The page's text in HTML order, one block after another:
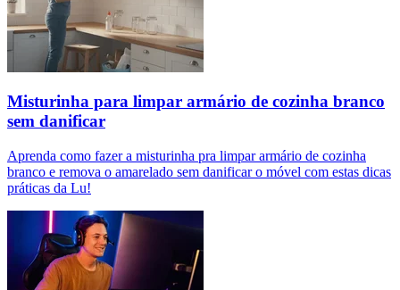
Misturinha para limpar armário de cozinha branco
sem danificar
Aprenda como fazer a misturinha pra limpar armário de cozinha
branco e remova o amarelado sem danificar o móvel com estas dicas
práticas da Lu!